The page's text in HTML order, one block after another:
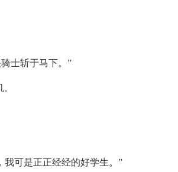
士斩于马下。”
可是正正经经的好学生。”